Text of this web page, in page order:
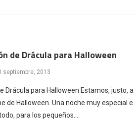
de Drácula para Halloween
septiembre, 2013
Drácula para Halloween Estamos, justo, a
de Halloween. Una noche muy especial e
para los pequeños.…